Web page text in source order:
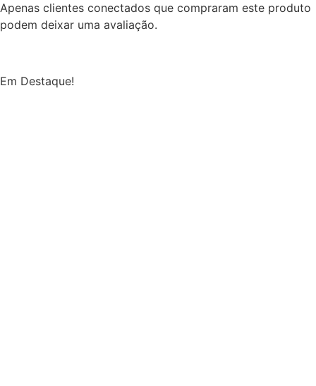
Apenas clientes conectados que compraram este produto
podem deixar uma avaliação.
Em Destaque!